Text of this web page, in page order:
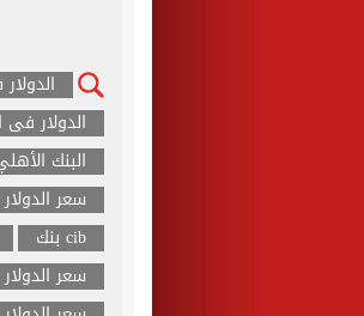
الدولار فى
البنك
سعر
cib بنك
سعر